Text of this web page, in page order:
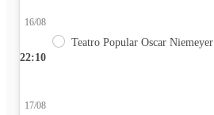
22:10
16/08
Teatro Popular Oscar Niemeyer
17/08